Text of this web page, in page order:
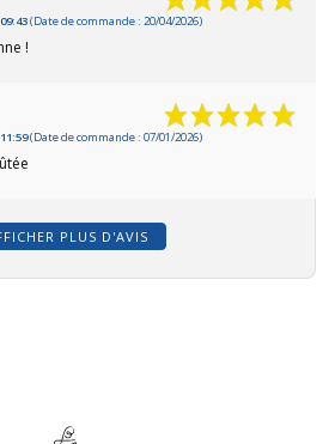
(Date de commande : 20/04/2026)
!
(Date de commande : 07/01/2026)
PLUS D'AVIS